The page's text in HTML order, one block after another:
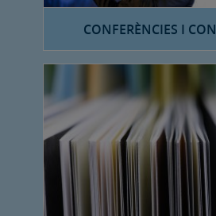
CONFERÈNCIES I